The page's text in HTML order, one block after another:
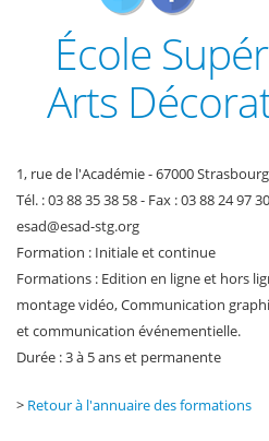
École
Arts
1, rue de l'Académie - 67000 Strasbourg
Tél. : 03 88 35 38 58 - Fax : 03 88 24 97 30
esad@esad-stg.org
Formation : Initiale et continue
Formations : Edition en ligne et hors
montage vidéo, Communication
et communication événementielle.
Durée : 3 à 5 ans et permanente
> Retour à l'annuaire des formations